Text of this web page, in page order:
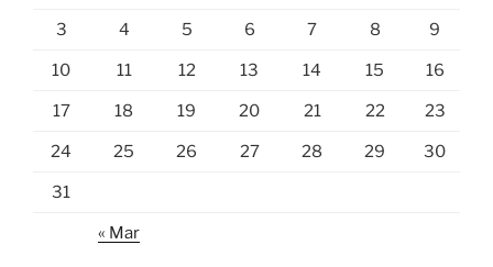
3 4 5 6 7 8 9
10 11 12 13 14 15 16
17 18 19 20 21 22 23
24 25 26 27 28 29 30
31
« Mar